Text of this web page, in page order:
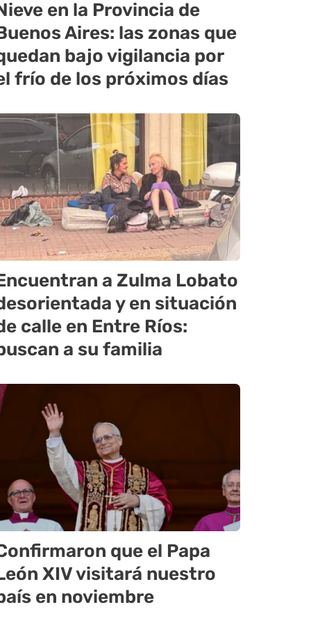
en la Provincia de
Aires: las zonas que
bajo vigilancia por
frío de los próximos días
a Zulma Lobato
y en situación
calle en Entre Ríos:
a su familia
que el Papa
XIV visitará nuestro
en noviembre